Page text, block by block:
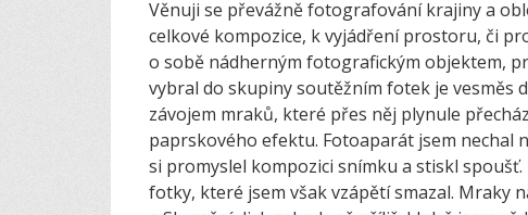
Věnuji se převážně fotografování krajiny a
celkové kompozice, k vyjádření prostoru, či
o sobě nádherným fotografickým objektem,
vybral do skupiny soutěžním fotek je vesměs
závojem mraků, které přes něj plynule
paprskového efektu. Fotoaparát jsem nechal
si promyslel kompozici snímku a stiskl
fotky, které jsem však vzápětí smazal. Mraky